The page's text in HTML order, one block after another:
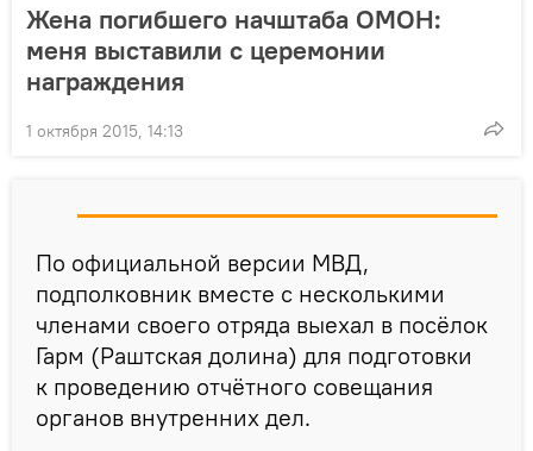
Жена погибшего начштаба ОМОН:
меня выставили с церемонии
награждения
1 октября 2015, 14:13
По официальной версии МВД,
подполковник вместе с несколькими
членами своего отряда выехал в посёлок
Гарм (Раштская долина) для подготовки
к проведению отчётного совещания
органов внутренних дел.